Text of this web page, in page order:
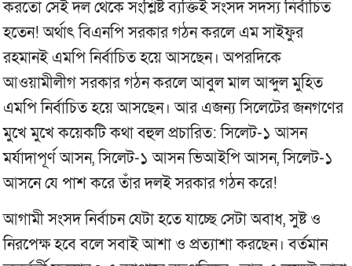
করতো সেই দল থেকে সংশ্লিষ্ট ব্যক্তিই সংসদ সদস্য নির্বাচিত
হতেন! অর্থাৎ বিএনপি সরকার গঠন করলে এম সাইফুর
রহমানই এমপি নির্বাচিত হয়ে আসছেন। অপরদিকে
আওয়ামীলীগ সরকার গঠন করলে আবুল মাল আব্দুল মুহিত
এমপি নির্বাচিত হয়ে আসছেন। আর এজন্য সিলেটের জনগণের
মুখে মুখে কয়েকটি কথা বহুল প্রচারিত: সিলেট-১ আসন
মর্যাদাপূর্ণ আসন, সিলেট-১ আসন ভিআইপি আসন, সিলেট-১
আসনে যে পাশ করে তাঁর দলই সরকার গঠন করে!
আগামী সংসদ নির্বাচন যেটা হতে যাচ্ছে সেটা অবাধ, সুষ্ট ও
নিরপেক্ষ হবে বলে সবাই আশা ও প্রত্যাশা করছেন। বর্তমান